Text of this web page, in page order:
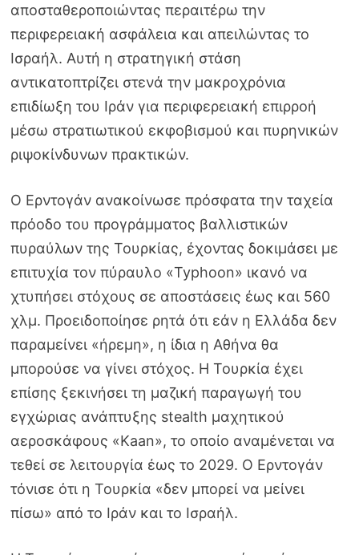
αποσταθεροποιώντας περαιτέρω την
περιφερειακή ασφάλεια και απειλώντας το
Ισραήλ. Αυτή η στρατηγική στάση
αντικατοπτρίζει στενά την μακροχρόνια
επιδίωξη του Ιράν για περιφερειακή επιρροή
μέσω στρατιωτικού εκφοβισμού και πυρηνικών
ριψοκίνδυνων πρακτικών.
Ο Ερντογάν ανακοίνωσε πρόσφατα την ταχεία
πρόοδο του προγράμματος βαλλιστικών
πυραύλων της Τουρκίας, έχοντας δοκιμάσει με
επιτυχία τον πύραυλο «Typhoon» ικανό να
χτυπήσει στόχους σε αποστάσεις έως και 560
χλμ. Προειδοποίησε ρητά ότι εάν η Ελλάδα δεν
παραμείνει «ήρεμη», η ίδια η Αθήνα θα
μπορούσε να γίνει στόχος. Η Τουρκία έχει
επίσης ξεκινήσει τη μαζική παραγωγή του
εγχώριας ανάπτυξης stealth μαχητικού
αεροσκάφους «Kaan», το οποίο αναμένεται να
τεθεί σε λειτουργία έως το 2029. Ο Ερντογάν
τόνισε ότι η Τουρκία «δεν μπορεί να μείνει
πίσω» από το Ιράν και το Ισραήλ.